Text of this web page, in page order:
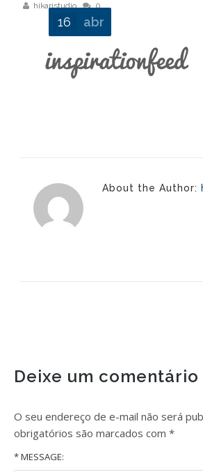
hikaristudio 0
16 abr
About the Author:
Deixe um comentário
O seu endereço de e-mail não será
obrigatórios são marcados com *
* MESSAGE: